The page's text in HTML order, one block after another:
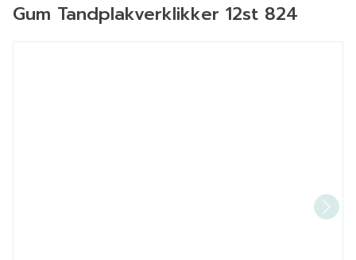
Gum Tandplakverklikker 12st 824